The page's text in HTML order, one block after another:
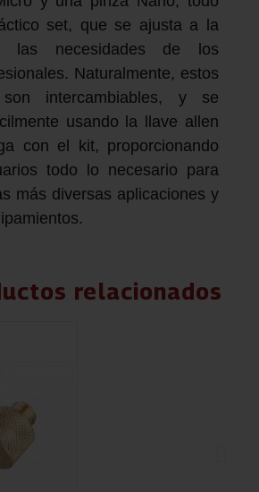
set, que se ajusta a la
las necesidades de los
Naturalmente, estos
son intercambiables, y se
usando la llave allen
con el kit, proporcionando
todo lo necesario para
más diversas aplicaciones y
relacionados